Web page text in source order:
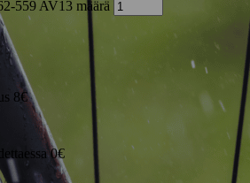
559 AV13 määrä
8€
0€